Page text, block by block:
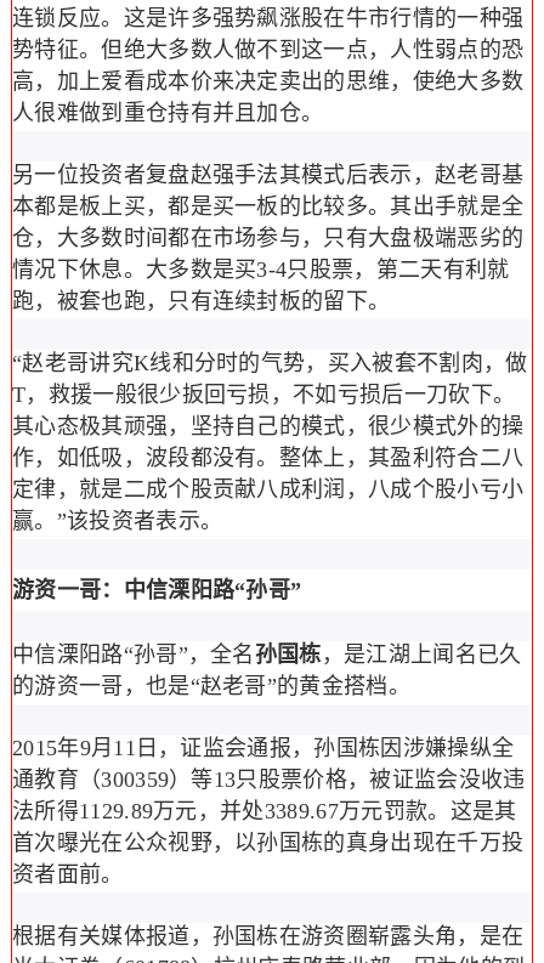
连锁反应。这是许多强势飙涨股在牛市行情的一种强
势特征。但绝大多数人做不到这一点，人性弱点的恐
高，加上爱看成本价来决定卖出的思维，使绝大多数
人很难做到重仓持有并且加仓。
另一位投资者复盘赵强手法其模式后表示，赵老哥基
本都是板上买，都是买一板的比较多。其出手就是全
仓，大多数时间都在市场参与，只有大盘极端恶劣的
情况下休息。大多数是买3-4只股票，第二天有利就
跑，被套也跑，只有连续封板的留下。
“赵老哥讲究K线和分时的气势，买入被套不割肉，做
T，救援一般很少扳回亏损，不如亏损后一刀砍下。
其心态极其顽强，坚持自己的模式，很少模式外的操
作，如低吸，波段都没有。整体上，其盈利符合二八
定律，就是二成个股贡献八成利润，八成个股小亏小
赢。”该投资者表示。
游资一哥：中信溧阳路“孙哥”
中信溧阳路“孙哥”，全名孙国栋 ，是江湖上闻名已久
的游资一哥，也是“赵老哥”的黄金搭档。
2015年9月11日，证监会通报，孙国栋因涉嫌操纵全
通教育（300359）等13只股票价格，被证监会没收违
法所得1129.89万元，并处3389.67万元罚款。这是其
首次曝光在公众视野，以孙国栋的真身出现在千万投
资者面前。
根据有关媒体报道，孙国栋在游资圈崭露头角，是在